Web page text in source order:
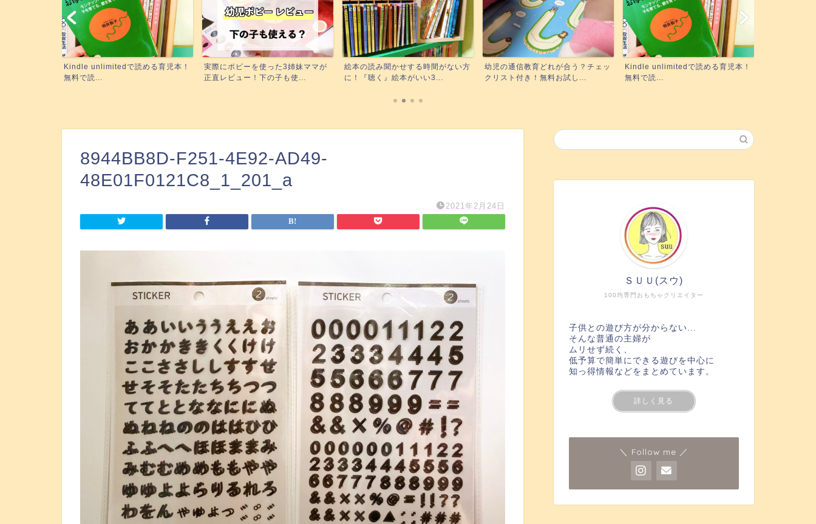
実際にポピーを使った3姉妹ママが
正直レビュー！下の子も使...
絵本の読み聞かせする時間がない方
に！『聴く』絵本がいい3...
幼児の通信教育どれが合う？チェッ
クリスト付き！無料お試し...
Kindle unlimitedで読める育児本！
無料で読...
実際にポピーを使った3姉妹ママが
正直レビュー！下の子も使...
8944BB8D-F251-4E92-AD49-
48E01F0121C8_1_201_a
2021年2月24日
100均専門おもちゃクリエイター
ＳＵＵ(スウ)
子供との遊び方が分からない...
そんな普通の主婦が
ムリせず続く、
低予算で簡単にできる遊びを中心に
知っ得情報などをまとめています。
詳しく見る
＼ Follow me ／